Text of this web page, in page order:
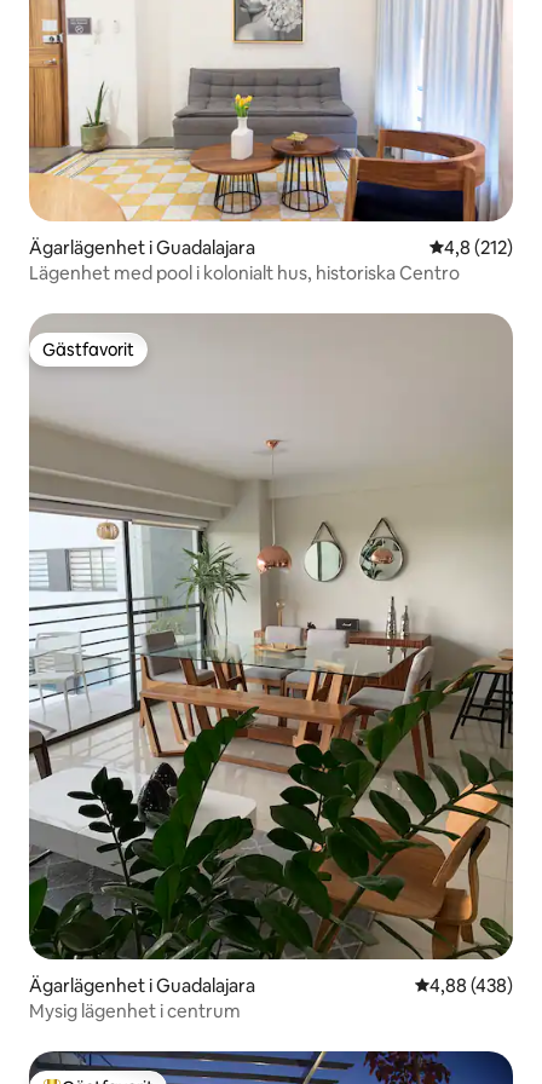
Ägarlägenhet i Guadalajara 4,8 av 5 i
4,8 (212)
Lägenhet med pool i kolonialt hus, historiska Centro
Gästfavorit
Gästfavorit
Ägarlägenhet i Guadalajara 4,88 av 5 i
4,88 (438)
Mysig lägenhet i centrum